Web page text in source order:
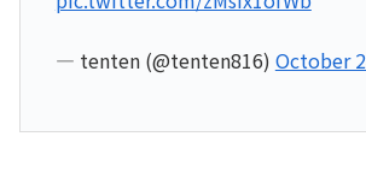
— tenten (@tenten816) October